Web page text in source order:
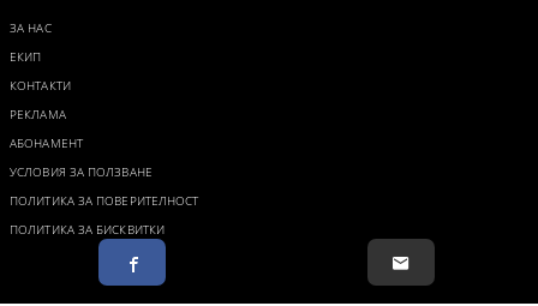
ЗА НАС
ЕКИП
КОНТАКТИ
РЕКЛАМА
АБОНАМЕНТ
УСЛОВИЯ ЗА ПОЛЗВАНЕ
ПОЛИТИКА ЗА ПОВЕРИТЕЛНОСТ
ПОЛИТИКА ЗА БИСКВИТКИ